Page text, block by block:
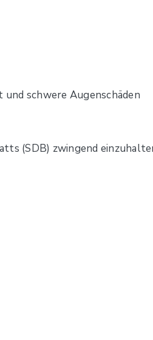
schwere Augenschäden
(SDB) zwingend